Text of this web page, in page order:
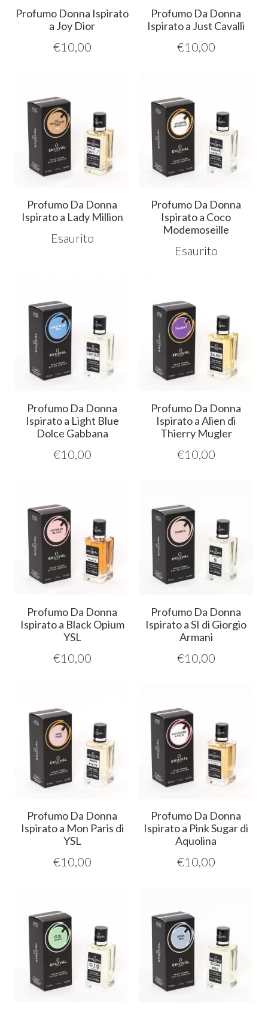
Profumo Donna Ispirato
a Joy Dior
€10,00
Profumo Da Donna
Ispirato a Just Cavalli
€10,00
Profumo Da Donna
Ispirato a Lady Million
Esaurito
Profumo Da Donna
Ispirato a Coco
Modemoseille
Esaurito
Profumo Da Donna
Ispirato a Light Blue
Dolce Gabbana
€10,00
Profumo Da Donna
Ispirato a Alien di
Thierry Mugler
€10,00
Profumo Da Donna
Ispirato a Black Opium
YSL
€10,00
Profumo Da Donna
Ispirato a SI di Giorgio
Armani
€10,00
Profumo Da Donna
Ispirato a Mon Paris di
YSL
€10,00
Profumo Da Donna
Ispirato a Pink Sugar di
Aquolina
€10,00